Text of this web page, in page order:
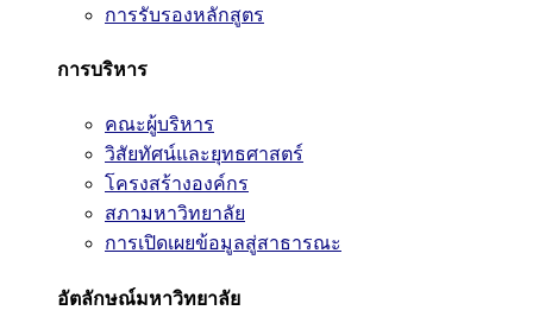
การรับรองหลักสูตร
การบริหาร
คณะผู้บริหาร
วิสัยทัศน์และยุทธศาสตร์
โครงสร้างองค์กร
สภามหาวิทยาลัย
การเปิดเผยข้อมูลสู่สาธารณะ
อัตลักษณ์มหาวิทยาลัย